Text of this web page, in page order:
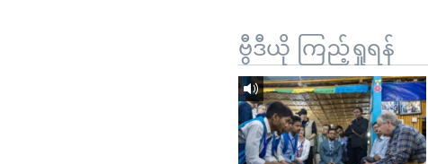
ဗွီဒီယို ကြည့်ရှုရန်